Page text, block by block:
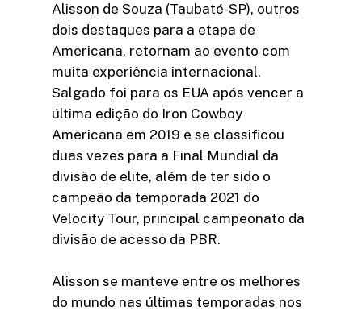
Alisson de Souza (Taubaté-SP), outros
dois destaques para a etapa de
Americana, retornam ao evento com
muita experiência internacional.
Salgado foi para os EUA após vencer a
última edição do Iron Cowboy
Americana em 2019 e se classificou
duas vezes para a Final Mundial da
divisão de elite, além de ter sido o
campeão da temporada 2021 do
Velocity Tour, principal campeonato da
divisão de acesso da PBR.
Alisson se manteve entre os melhores
do mundo nas últimas temporadas nos